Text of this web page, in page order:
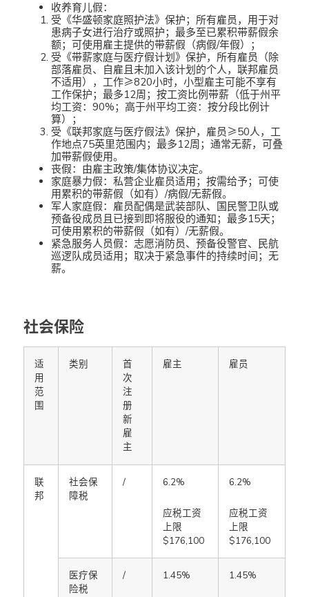
收养育儿假：
受《华盛顿家庭照护法》保护；所有雇员，用于对
患病子女进行治疗或照护；最多至已累积带薪假余
额；可使用雇主提供的带薪假（病假/年假）；
受《带薪家庭与医疗假计划》保护，所有雇员（除
部落雇员、自雇且未加入该计划的个人，联邦雇员
不适用），工作≥820小时，小型雇主可能不享有
工作保护；最多12周；按工资比例带薪（低于州平
均工资：90%；高于州平均工资：按分段比例计
算）；
受《联邦家庭与医疗假法》保护，雇员≥50人，工
作地点75英里范围内；最多12周；通常无薪，可叠
加带薪假使用。
丧假：由雇主政策/集体协议决定。
家庭暴力假：私营企业雇员适用；按需给予；可使
用累积的带薪假（如有）/病假/无薪假。
军人家庭假：雇员配偶是武装部队、国民警卫队或
预备役成员且已接到即将服役的通知；最多15天；
可使用累积的带薪假（如有）/无薪假。
紧急服务人员假：志愿消防员、预备役警官、民航
巡逻队成员适用；取决于紧急事件的持续时间；无
薪。
社会保险
适
用
范
围
类别
首
次
注
册
新
雇
主
雇主 雇员
联
邦
社会保
障税
/ 6.2%
应税工资
上限
$176,100
6.2%
应税工资
上限
$176,100
医疗保
险税
/ 1.45% 1.45%